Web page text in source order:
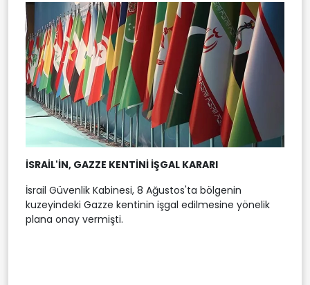
İSRAİL'İN, GAZZE KENTİNİ İŞGAL KARARI
İsrail Güvenlik Kabinesi, 8 Ağustos'ta bölgenin
kuzeyindeki Gazze kentinin işgal edilmesine yönelik
plana onay vermişti.